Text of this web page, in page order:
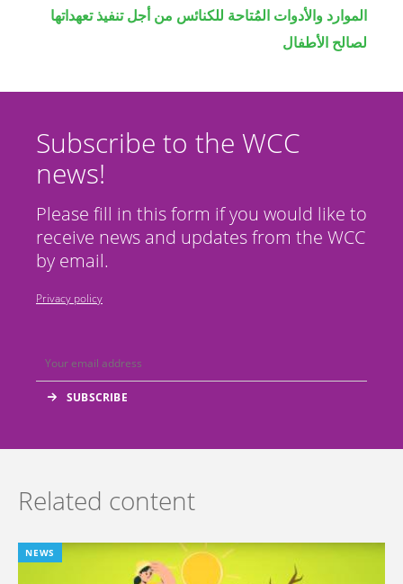
الموارد والأدوات المُتاحة للكنائس من أجل تنفيذ تعهداتها
لصالح الأطفال
Subscribe to the WCC
news!
Please fill in this form if you would like to
receive news and updates from the WCC
by email.
Privacy policy
Related content
NEWS